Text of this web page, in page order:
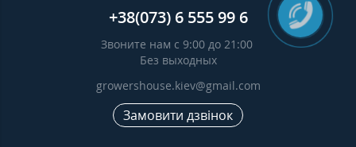
+38(073) 6 555 99 6
Звоните нам с 9:00 до 21:00
Без выходных
growershouse.kiev@gmail.com
Замовити дзвінок